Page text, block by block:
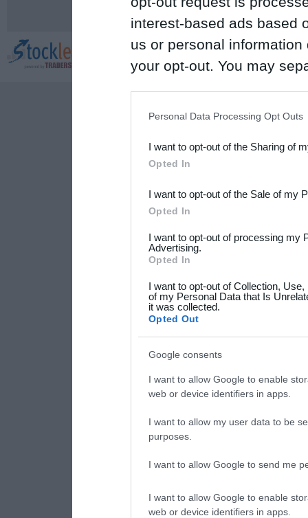
interest-based ads based
us or personal
your opt-out. You may
Downstream Participants
third parties.
Please note that this
not limited to your visit or
grant or deny consent to
your data for below
consent section.
Personal Data Processing Opt Outs
I want to opt-out of the Sharing of
Opted In
I want to opt-out of the Sale of my
Opted In
I want to opt-out of processing my
Advertising.
Opted In
I want to opt-out of Collection,
of my Personal Data that Is
it was collected.
Opted Out
Google consents
I want to allow Google to enable
web or device identifiers in apps.
I want to allow my user data to be
purposes.
I want to allow Google to send me
I want to allow Google to enable
web or device identifiers in apps.